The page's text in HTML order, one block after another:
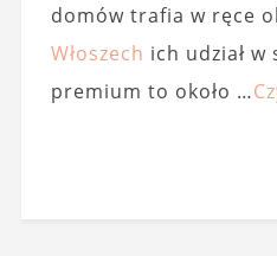
domów trafia w ręce
Włoszech ich udział w
premium to około …